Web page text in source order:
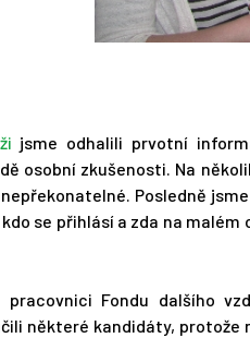
jsme odhalili prvotní
osobní zkušenosti. Na
Posledně
se přihlásí a zda na malém
Fondu dalšího
některé kandidáty, protože